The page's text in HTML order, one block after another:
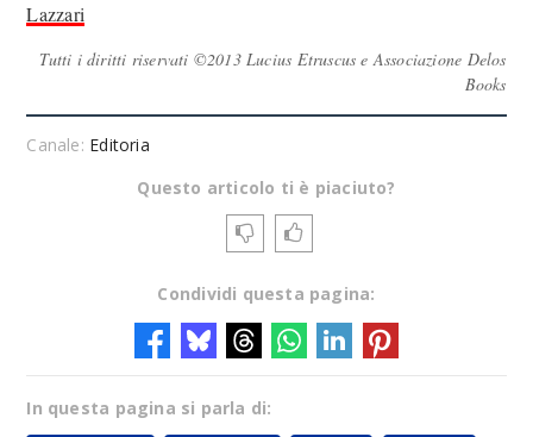
Lazzari
Tutti i diritti riservati ©2013 Lucius Etruscus e Associazione Delos
Books
Canale: Editoria
Questo articolo ti è piaciuto?
Condividi questa pagina:
In questa pagina si parla di: